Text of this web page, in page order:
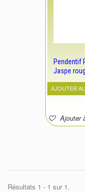
Pendentif
Jaspe
AJOUTER
Ajouter
Résultats 1 - 1 sur 1.